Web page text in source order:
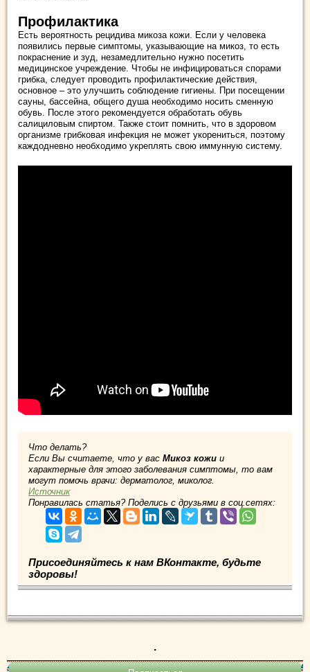
Профилактика
Есть вероятность рецидива микоза кожи. Если у человека
появились первые симптомы, указывающие на микоз, то есть
покраснение и зуд, незамедлительно нужно посетить
медицинское учреждение. Чтобы не инфицироваться спорами
грибка, следует проводить профилактические действия,
основное – это улучшить соблюдение гигиены. При посещении
сауны, бассейна, общего душа необходимо носить сменную
обувь. После этого рекомендуется обработать обувь
салициловым спиртом. Также стоит помнить, что в здоровом
организме грибковая инфекция не может укорениться, поэтому
каждодневно необходимо укреплять свою иммунную систему.
Что делать?
Если Вы считаете, что у вас Микоз кожи и
характерные для этого заболевания симптомы, то вам
могут помочь врачи: дерматолог, миколог.
Источник
Понравилась статья? Поделись с друзьями в соц.сетях:
Присоединяйтесь к нам ВКонтакте, будьте
здоровы!
.